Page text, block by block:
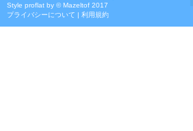
Style proflat by ©Mazeltof 2017
プライバシーについて | 利用規約